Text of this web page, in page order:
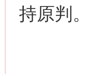
持原判。